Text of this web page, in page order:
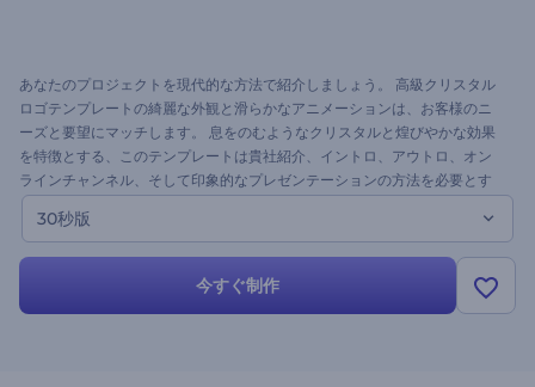
あなたのプロジェクトを現代的な方法で紹介しましょう。 高級クリスタル
ロゴテンプレートの綺麗な外観と滑らかなアニメーションは、お客様のニ
ーズと要望にマッチします。 息をのむようなクリスタルと煌びやかな効果
を特徴とする、このテンプレートは貴社紹介、イントロ、アウトロ、オン
ラインチャンネル、そして印象的なプレゼンテーションの方法を必要とす
る他の多くのプロジェクトを始めるのに最適です。 テンプレートの3つのバ
ージョン全てで素晴らしいプロジェクトを作成しましょう。 試してみたい
したりするだけで、数分で素晴らしい動画をご覧いただけます。 このテン
プレートの30秒版をお試しください。
30秒版
今すぐ制作